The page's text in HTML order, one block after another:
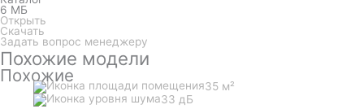
6 МБ
Открыть
Скачать
Задать вопрос менеджеру
Похожие модели
Похожие
35 м²
33 дБ